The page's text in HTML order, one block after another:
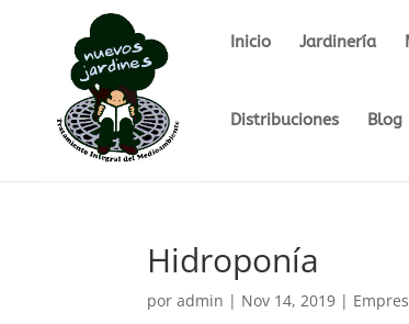
Inicio Jardinería
Distribuciones Blog
Hidroponía
poradmin | Nov 14, 2019 |